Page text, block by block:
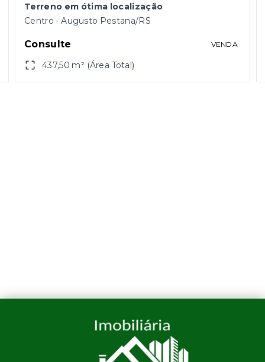
Terreno em ótima localização
Centro - Augusto Pestana/RS
Consulte VENDA
437,50 m² (Área Total)